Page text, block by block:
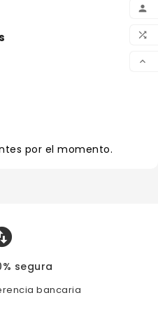



por el momento.
segura
bancaria